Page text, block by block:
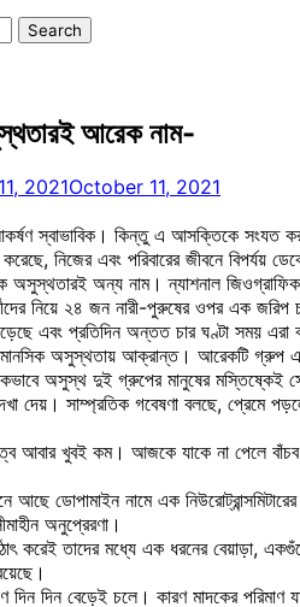
আরেক নাম-
2021October 11, 2021
স্বাভাবিক। কিন্তু এ আসক্তিকে সংযত
নিজের এবং পরিবারের জীবনে বিপর্যয়
অন্য নাম। ন্যাশনাল জিওগ্রাফিক
নিয়ে ২৪ জন নারী-পুরুষের ওপর এক জরিপ
এবং প্রতিদিন অন্তত চার ঘণ্টা সময়
অসুস্থতায় আক্রান্ত। আরেকটি গ্রুপ
অসুস্থ দুই গ্রুপের মানুষের মস্তিষ্কেই
দেয়। সাম্প্রতিক গবেষণা বলছে, প্রেমে
আবার খুবই কম। আজকে যাকে না পেলে
আছে ডোপামাইন নামে এক
অনুপ্রেরণা।
করেই তাদের মধ্যে এক ধরনের বেয়াড়া,
দিন দিন বেড়েই চলে। কারণ মাদকের